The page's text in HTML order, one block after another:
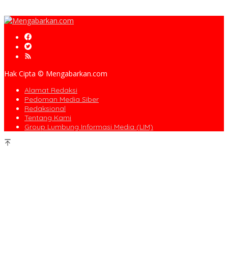
Hak Cipta © Mengabarkan.com
Alamat Redaksi
Pedoman Media Siber
Redaksional
Tentang Kami
Group Lumbung Informasi Media (LIM)